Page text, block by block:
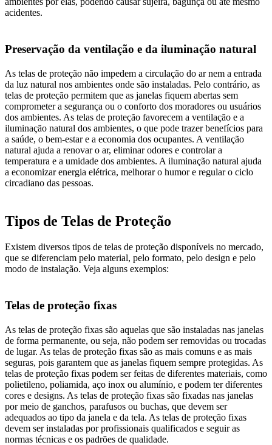
acidentes.
Preservação da ventilação e da iluminação natural
As telas de proteção não impedem a circulação do ar nem a entrada
da luz natural nos ambientes onde são instaladas. Pelo contrário, as
telas de proteção permitem que as janelas fiquem abertas sem
comprometer a segurança ou o conforto dos moradores ou usuários
dos ambientes. As telas de proteção favorecem a ventilação e a
iluminação natural dos ambientes, o que pode trazer benefícios para
a saúde, o bem-estar e a economia dos ocupantes. A ventilação
natural ajuda a renovar o ar, eliminar odores e controlar a
temperatura e a umidade dos ambientes. A iluminação natural ajuda
a economizar energia elétrica, melhorar o humor e regular o ciclo
circadiano das pessoas.
Tipos de Telas de Proteção
Existem diversos tipos de telas de proteção disponíveis no mercado,
que se diferenciam pelo material, pelo formato, pelo design e pelo
modo de instalação. Veja alguns exemplos:
Telas de proteção fixas
As telas de proteção fixas são aquelas que são instaladas nas janelas
de forma permanente, ou seja, não podem ser removidas ou trocadas
de lugar. As telas de proteção fixas são as mais comuns e as mais
seguras, pois garantem que as janelas fiquem sempre protegidas. As
telas de proteção fixas podem ser feitas de diferentes materiais, como
polietileno, poliamida, aço inox ou alumínio, e podem ter diferentes
cores e designs. As telas de proteção fixas são fixadas nas janelas
por meio de ganchos, parafusos ou buchas, que devem ser
adequados ao tipo da janela e da tela. As telas de proteção fixas
devem ser instaladas por profissionais qualificados e seguir as
normas técnicas e os padrões de qualidade.